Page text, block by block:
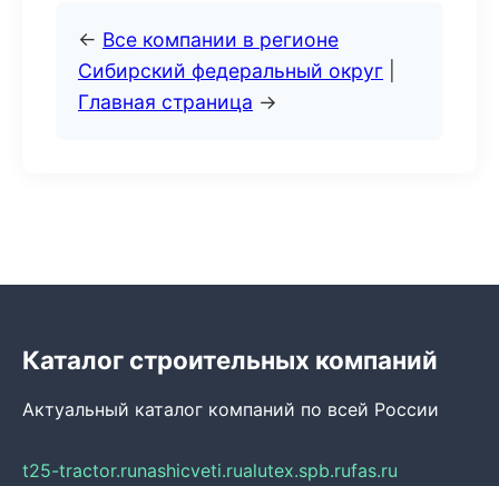
← Все компании в регионе
Сибирский федеральный округ
Главная страница →
Каталог строительных компаний
Актуальный каталог компаний по всей России
t25-tractor.runashicveti.rualutex.spb.rufas.ru